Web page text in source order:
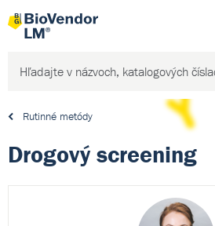
Rutinné metódy
Drogový screening